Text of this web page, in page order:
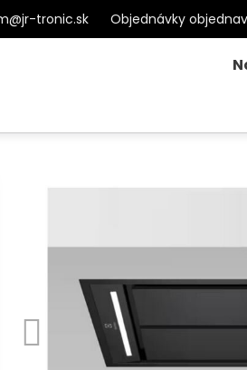
tronic.sk Objednávky